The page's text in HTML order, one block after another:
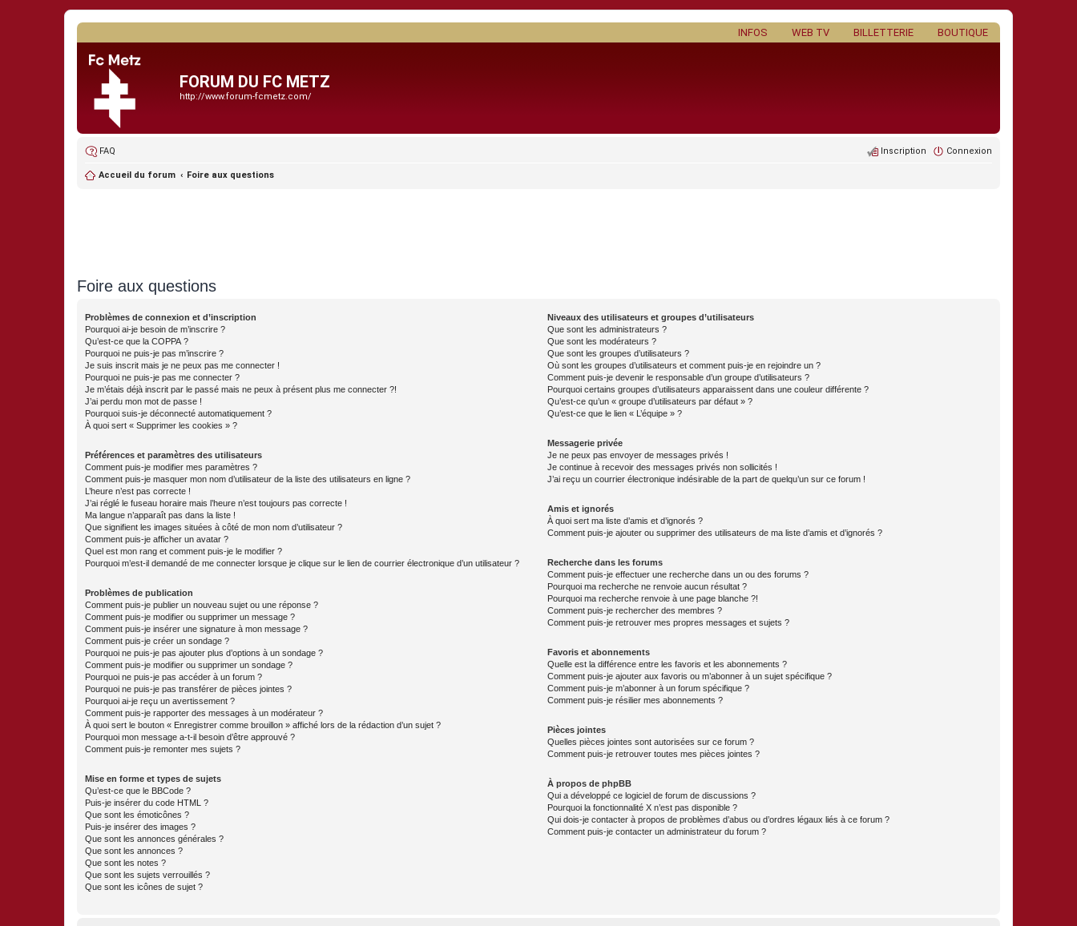
BOUTIQUE
BILLETTERIE
WEB TV
INFOS
FORUM DU FC METZ
http://www.forum-fcmetz.com/
FAQ Connexion
Inscription
Accueil du forum Foire aux questions
Foire aux questions
Problèmes de connexion et d’inscription
Pourquoi ai-je besoin de m’inscrire ?
Qu’est-ce que la COPPA ?
Pourquoi ne puis-je pas m’inscrire ?
Je suis inscrit mais je ne peux pas me connecter !
Pourquoi ne puis-je pas me connecter ?
Je m’étais déjà inscrit par le passé mais ne peux à présent plus me connecter ?!
J’ai perdu mon mot de passe !
Pourquoi suis-je déconnecté automatiquement ?
À quoi sert « Supprimer les cookies » ?
Préférences et paramètres des utilisateurs
Comment puis-je modifier mes paramètres ?
Comment puis-je masquer mon nom d’utilisateur de la liste des utilisateurs en ligne ?
L’heure n’est pas correcte !
J’ai réglé le fuseau horaire mais l’heure n’est toujours pas correcte !
Ma langue n’apparaît pas dans la liste !
Que signifient les images situées à côté de mon nom d’utilisateur ?
Comment puis-je afficher un avatar ?
Quel est mon rang et comment puis-je le modifier ?
Pourquoi m’est-il demandé de me connecter lorsque je clique sur le lien de courrier électronique d’un utilisateur ?
Problèmes de publication
Comment puis-je publier un nouveau sujet ou une réponse ?
Comment puis-je modifier ou supprimer un message ?
Comment puis-je insérer une signature à mon message ?
Comment puis-je créer un sondage ?
Pourquoi ne puis-je pas ajouter plus d’options à un sondage ?
Comment puis-je modifier ou supprimer un sondage ?
Pourquoi ne puis-je pas accéder à un forum ?
Pourquoi ne puis-je pas transférer de pièces jointes ?
Pourquoi ai-je reçu un avertissement ?
Comment puis-je rapporter des messages à un modérateur ?
À quoi sert le bouton « Enregistrer comme brouillon » affiché lors de la rédaction d’un sujet ?
Pourquoi mon message a-t-il besoin d’être approuvé ?
Comment puis-je remonter mes sujets ?
Mise en forme et types de sujets
Qu’est-ce que le BBCode ?
Puis-je insérer du code HTML ?
Que sont les émoticônes ?
Puis-je insérer des images ?
Que sont les annonces générales ?
Que sont les annonces ?
Que sont les notes ?
Que sont les sujets verrouillés ?
Que sont les icônes de sujet ?
Niveaux des utilisateurs et groupes d’utilisateurs
Que sont les administrateurs ?
Que sont les modérateurs ?
Que sont les groupes d’utilisateurs ?
Où sont les groupes d’utilisateurs et comment puis-je en rejoindre un ?
Comment puis-je devenir le responsable d’un groupe d’utilisateurs ?
Pourquoi certains groupes d’utilisateurs apparaissent dans une couleur différente ?
Qu’est-ce qu’un « groupe d’utilisateurs par défaut » ?
Qu’est-ce que le lien « L’équipe » ?
Messagerie privée
Je ne peux pas envoyer de messages privés !
Je continue à recevoir des messages privés non sollicités !
J’ai reçu un courrier électronique indésirable de la part de quelqu’un sur ce forum !
Amis et ignorés
À quoi sert ma liste d’amis et d’ignorés ?
Comment puis-je ajouter ou supprimer des utilisateurs de ma liste d’amis et d’ignorés ?
Recherche dans les forums
Comment puis-je effectuer une recherche dans un ou des forums ?
Pourquoi ma recherche ne renvoie aucun résultat ?
Pourquoi ma recherche renvoie à une page blanche ?!
Comment puis-je rechercher des membres ?
Comment puis-je retrouver mes propres messages et sujets ?
Favoris et abonnements
Quelle est la différence entre les favoris et les abonnements ?
Comment puis-je ajouter aux favoris ou m’abonner à un sujet spécifique ?
Comment puis-je m’abonner à un forum spécifique ?
Comment puis-je résilier mes abonnements ?
Pièces jointes
Quelles pièces jointes sont autorisées sur ce forum ?
Comment puis-je retrouver toutes mes pièces jointes ?
À propos de phpBB
Qui a développé ce logiciel de forum de discussions ?
Pourquoi la fonctionnalité X n’est pas disponible ?
Qui dois-je contacter à propos de problèmes d’abus ou d’ordres légaux liés à ce forum ?
Comment puis-je contacter un administrateur du forum ?